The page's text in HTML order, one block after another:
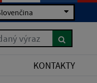
výraz
KONTAKTY